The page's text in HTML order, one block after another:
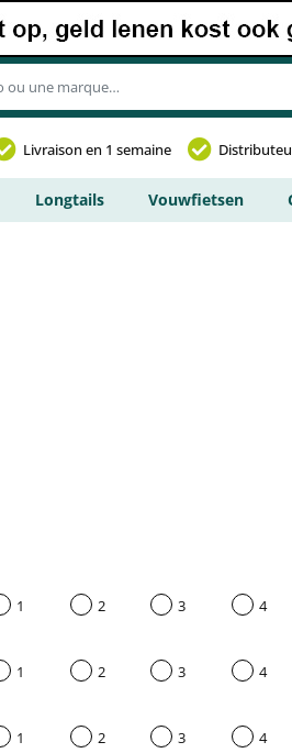
Livraison en 1 semaine
Longtails Vouwfietsen
1 2 3 4
1 2 3 4
1 2 3 4